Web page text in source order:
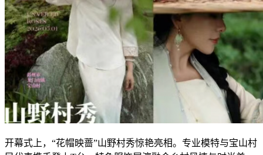
开幕式上，“花帽映蔷”山野村秀惊艳亮相。专业模特与宝山村